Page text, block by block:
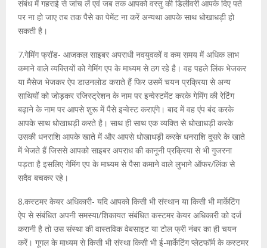
संबंध में गहराई से जांच लें एवं जब तक आपको वस्तु की डिलीवरी आपके दिए पते
पर ना हो जाए तब तक पैसे का पेमेंट ना करें अन्यथा आपके साथ धोखाधड़ी हो
सकती है।
7.गेमिंग फ्रॉड- आजकल साइबर अपराधी नवयुवकों व कम समय में अधिक लाभ
कमाने वाले व्यक्तियों को गेमिंग एप के माध्यम से ठग रहे है। वह पहले लिंक भेजकर
या मैसेज भेजकर ऐप डाउनलोड कराते हैं फिर उसमें चयन प्रक्रिया से अन्य
साथियों को जोड़कर रजिस्ट्रेशन के नाम पर इन्वेस्टमेंट करके गेमिंग की रेटिंग
बढ़ाने के नाम पर आपसे शुरू में पैसे इन्वेस्ट कराएंगे। बाद में वह एंप बंद करके
आपके साथ धोखाधड़ी करते है। साथ ही साथ एक व्यक्ति से धोखाधड़ी करके
उसकी धनराशि आपके खाते में और आपसे धोखाधड़ी करके धनराशि दूसरे के खाते
में भेजते हैं जिससे आपको साइबर अपराध की कानूनी प्रक्रिया से भी गुजरना
पड़ता है इसलिए गेमिंग एप के माध्यम से पैसा कमाने वाले लुभाने ऑफर/लिंक से
सदैव बचकर रहे।
8.कस्टमर केयर अधिकारी- यदि आपको किसी भी संस्थान या किसी भी मार्केटिंग
ऐप से संबंधित अपनी समस्या/शिकायत संबंधित कस्टमर केयर अधिकारी को दर्ज
करानी है तो उस संस्था की वास्तविक वेबसाइट या टोल फ्री नंबर का ही चयन
करें। गूगल के माध्यम से किसी भी संस्था किसी भी ई-मार्केटिंग प्लेटफॉर्म के कस्टमर